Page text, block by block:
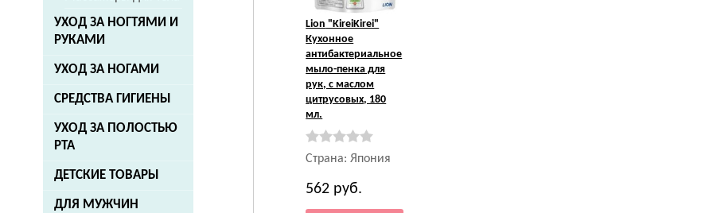
УХОД ЗА НОГТЯМИ И
РУКАМИ
УХОД ЗА НОГАМИ
СРЕДСТВА ГИГИЕНЫ
УХОД ЗА ПОЛОСТЬЮ
РТА
ДЕТСКИЕ ТОВАРЫ
ДЛЯ МУЖЧИН
Lion "KireiKirei"
Кухонное
антибактериальное
мыло-пенка для
рук, с маслом
цитрусовых, 180
мл.
Страна: Япония
562 руб.